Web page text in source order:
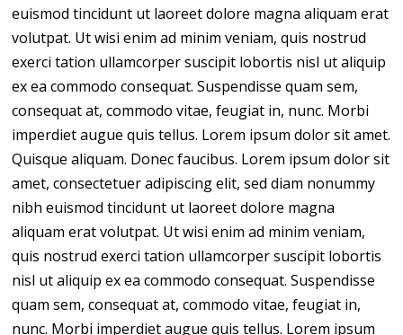
euismod tincidunt ut laoreet dolore magna aliquam erat
volutpat. Ut wisi enim ad minim veniam, quis nostrud
exerci tation ullamcorper suscipit lobortis nisl ut aliquip
ex ea commodo consequat. Suspendisse quam sem,
consequat at, commodo vitae, feugiat in, nunc. Morbi
imperdiet augue quis tellus. Lorem ipsum dolor sit amet.
Quisque aliquam. Donec faucibus. Lorem ipsum dolor sit
amet, consectetuer adipiscing elit, sed diam nonummy
nibh euismod tincidunt ut laoreet dolore magna
aliquam erat volutpat. Ut wisi enim ad minim veniam,
quis nostrud exerci tation ullamcorper suscipit lobortis
nisl ut aliquip ex ea commodo consequat. Suspendisse
quam sem, consequat at, commodo vitae, feugiat in,
nunc. Morbi imperdiet augue quis tellus. Lorem ipsum